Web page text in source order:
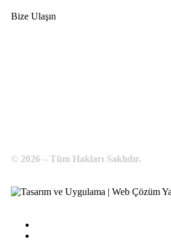
Bize Ulaşın
© 2026 – Tüm Hakları Saklıdır.